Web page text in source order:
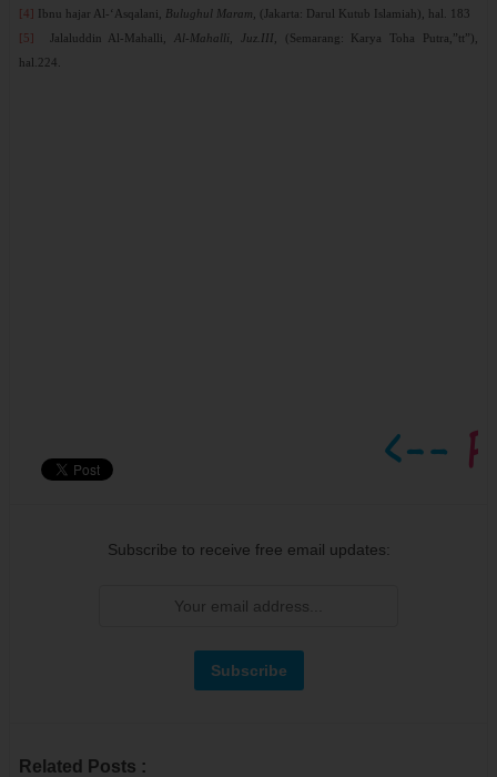
[4]
Ibnu hajar Al-‘Asqalani, Bulughul Maram,
(Jakarta: Darul Kutub Islamiah), hal. 183
[5]
Jalaluddin Al-Mahalli, Al-Mahalli, Juz.III,
(Semarang: Karya Toha Putra,”tt”),
hal.224.
Subscribe to receive free email updates:
Related Posts :